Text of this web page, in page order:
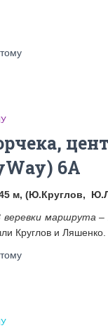
6А
м, (Ю.Круглов,
веревки маршрута
Круглов и Ляшенко.